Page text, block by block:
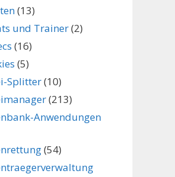
(13)
und Trainer(2)
(16)
(5)
Splitter(10)
(213)
Anwendungen
(54)